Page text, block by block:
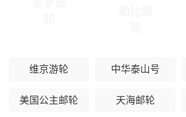
维京游轮 中华泰山号
美国公主邮轮 天海邮轮